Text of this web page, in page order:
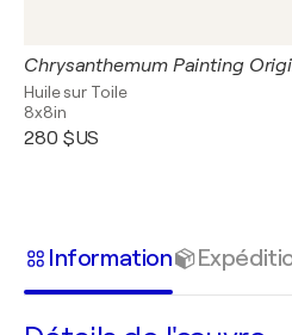
Huile sur Toile
8x8in
280 $US
Information